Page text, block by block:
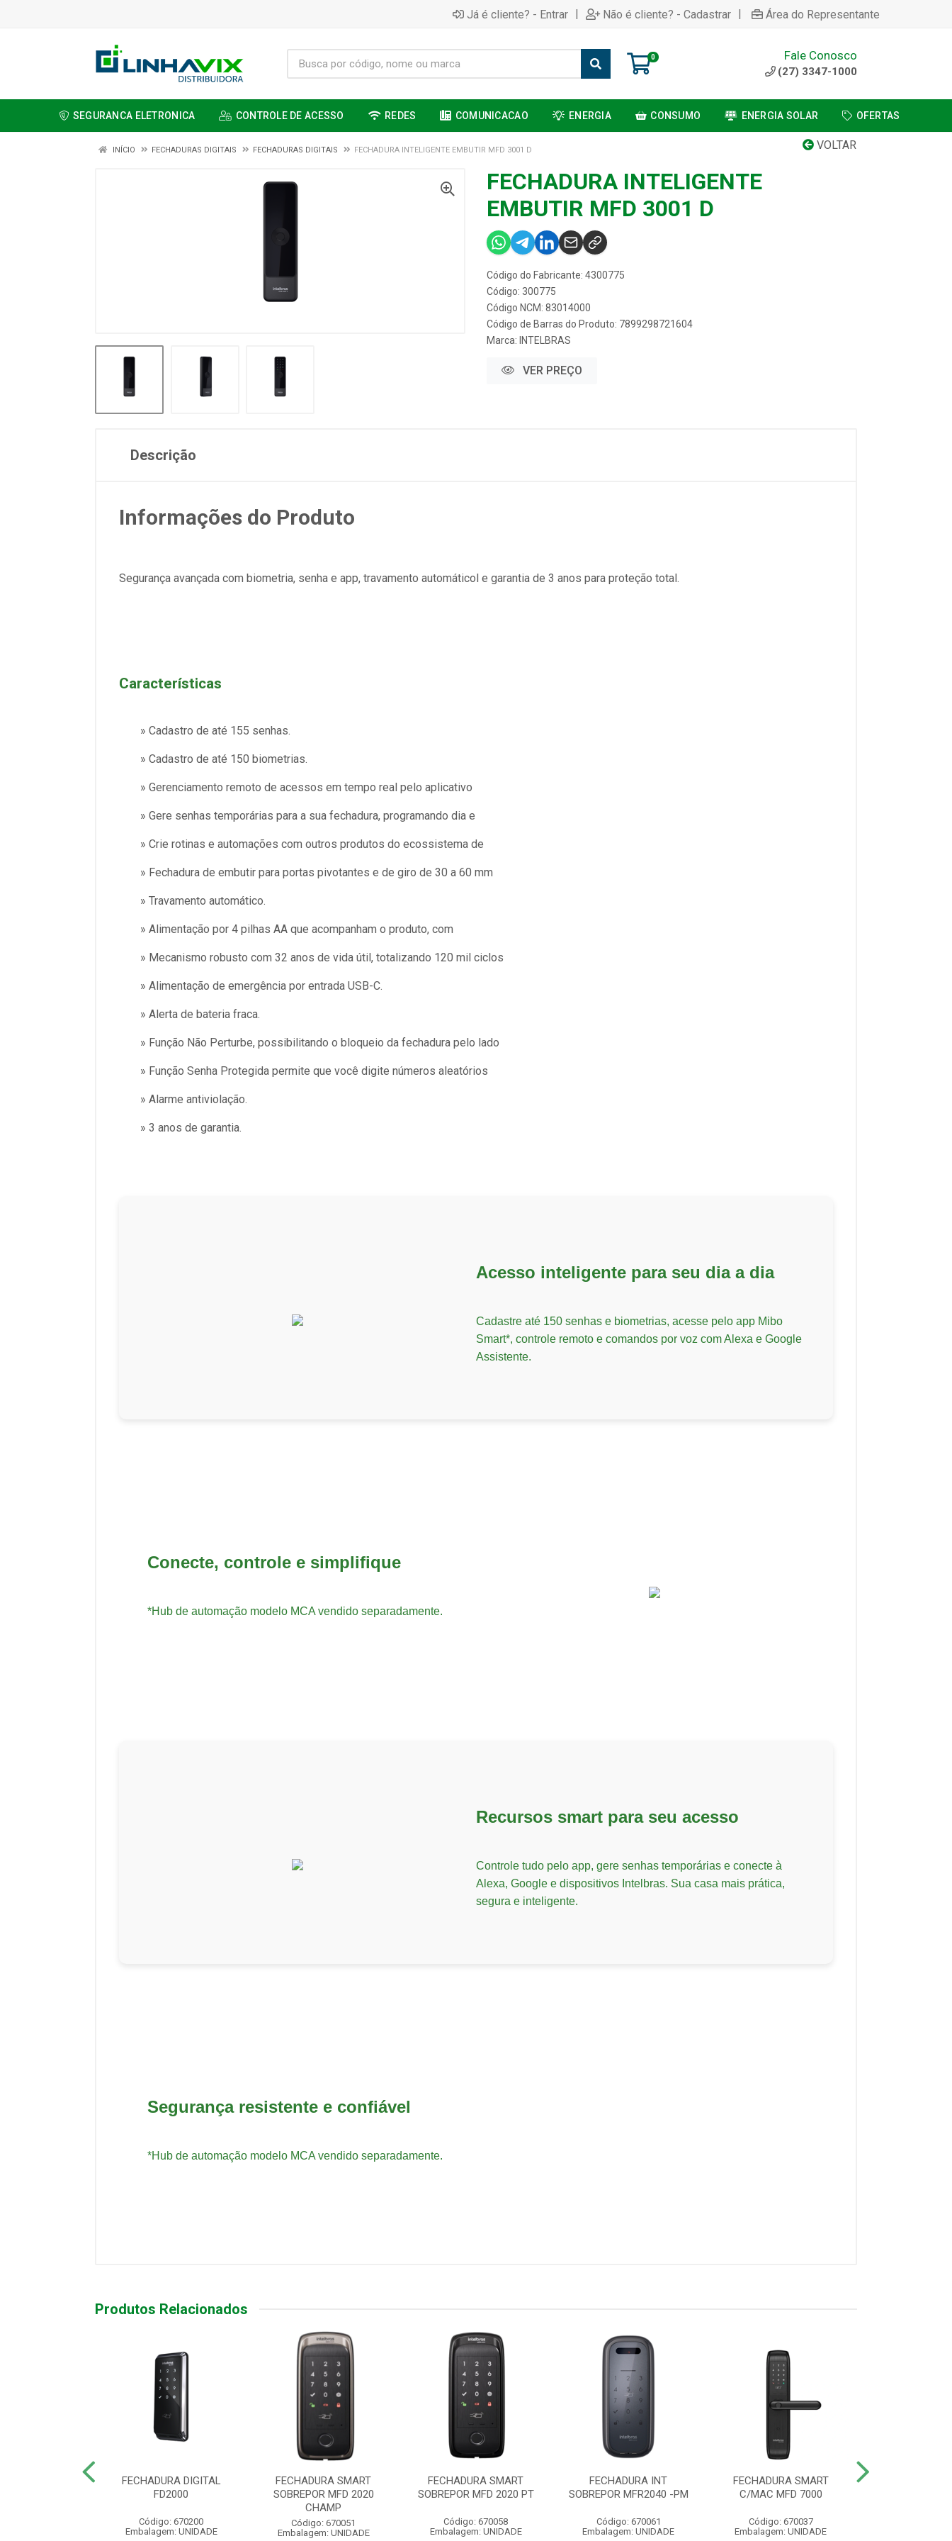
Já é cliente? - Entrar | Não é cliente? - Cadastrar | Área do Representante
0 Fale Conosco
(27) 3347-1000
SEGURANCA ELETRONICA CONTROLE DE ACESSO REDES COMUNICACAO ENERGIA CONSUMO ENERGIA SOLAR OFERTAS
VOLTAR
INÍCIO FECHADURAS DIGITAIS FECHADURAS DIGITAIS FECHADURA INTELIGENTE EMBUTIR MFD 3001 D
FECHADURA INTELIGENTE
EMBUTIR MFD 3001 D
Código do Fabricante: 4300775
Código: 300775
Código NCM: 83014000
Código de Barras do Produto: 7899298721604
Marca: INTELBRAS
VER PREÇO
Descrição
Informações do Produto
Segurança avançada com biometria, senha e app, travamento automáticol e garantia de 3 anos para proteção total.
Características
» Cadastro de até 155 senhas.
» Cadastro de até 150 biometrias.
» Gerenciamento remoto de acessos em tempo real pelo aplicativo
» Gere senhas temporárias para a sua fechadura, programando dia e
» Crie rotinas e automações com outros produtos do ecossistema de
» Fechadura de embutir para portas pivotantes e de giro de 30 a 60 mm
» Travamento automático.
» Alimentação por 4 pilhas AA que acompanham o produto, com
» Mecanismo robusto com 32 anos de vida útil, totalizando 120 mil ciclos
» Alimentação de emergência por entrada USB-C.
» Alerta de bateria fraca.
» Função Não Perturbe, possibilitando o bloqueio da fechadura pelo lado
» Função Senha Protegida permite que você digite números aleatórios
» Alarme antiviolação.
» 3 anos de garantia.
Acesso inteligente para seu dia a dia
Cadastre até 150 senhas e biometrias, acesse pelo app Mibo
Smart*, controle remoto e comandos por voz com Alexa e Google
Assistente.
Conecte, controle e simplifique
*Hub de automação modelo MCA vendido separadamente.
Recursos smart para seu acesso
Controle tudo pelo app, gere senhas temporárias e conecte à
Alexa, Google e dispositivos Intelbras. Sua casa mais prática,
segura e inteligente.
Segurança resistente e confiável
*Hub de automação modelo MCA vendido separadamente.
Produtos Relacionados
FECHADURA DIGITAL
FD2000
Código: 670200
Embalagem: UNIDADE
FECHADURA SMART
SOBREPOR MFD 2020
CHAMP
Código: 670051
Embalagem: UNIDADE
FECHADURA SMART
SOBREPOR MFD 2020 PT
Código: 670058
Embalagem: UNIDADE
FECHADURA INT
SOBREPOR MFR2040 -PM
Código: 670061
Embalagem: UNIDADE
FECHADURA SMART
C/MAC MFD 7000
Código: 670037
Embalagem: UNIDADE